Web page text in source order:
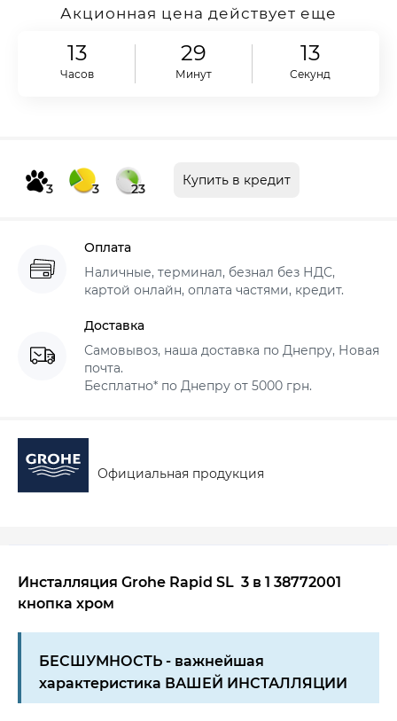
Акционная цена действует еще
13
Часов
29
Минут
13
Секунд
3 3 23
Купить в кредит
Оплата
Наличные, терминал, безнал без НДС,
картой онлайн, оплата частями, кредит.
Доставка
Самовывоз, наша доставка по Днепру, Новая
почта.
Бесплатно* по Днепру от 5000 грн.
Официальная продукция
Инсталляция Grohe Rapid SL 3 в 1 38772001
кнопка хром
БЕСШУМНОСТЬ - важнейшая
характеристика ВАШЕЙ ИНСТАЛЛЯЦИИ